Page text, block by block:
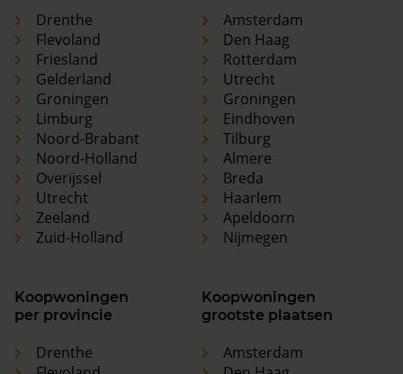
Drenthe
Flevoland
Friesland
Gelderland
Groningen
Limburg
Noord-Brabant
Noord-Holland
Overijssel
Utrecht
Zeeland
Zuid-Holland
Amsterdam
Den Haag
Rotterdam
Utrecht
Groningen
Eindhoven
Tilburg
Almere
Breda
Haarlem
Apeldoorn
Nijmegen
Koopwoningen
per provincie
Drenthe
Koopwoningen
grootste plaatsen
Amsterdam